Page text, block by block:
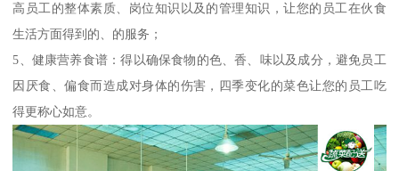
高员工的整体素质、岗位知识以及的管理知识，让您的员工在伙食
生活方面得到的、的服务；
5、健康营养食谱：得以确保食物的色、香、味以及成分，避免员工
因厌食、偏食而造成对身体的伤害，四季变化的菜色让您的员工吃
得更称心如意。